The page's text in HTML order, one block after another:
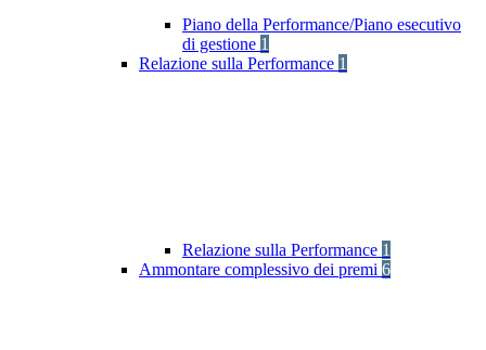
Piano della Performance/Piano esecutivo
di gestione 1
Relazione sulla Performance 1
Relazione sulla Performance 1
Ammontare complessivo dei premi 6